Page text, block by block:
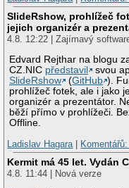
SlideRshow, prohlížeč
jejich organizér a
4.8. 12:22 | Zajímavý
Edvard Rejthar na blogu
CZ.NIC představil
svou
SlideRshow
(GitHub ).
prohlížeč fotek, ale i jako
organizér a prezentátor.
běží přímo v prohlížeči.
Offline.
Ladislav Hagara | Komentářů:
Kermit má 45 let. Vydán
4.8. 11:44 | Nová verze